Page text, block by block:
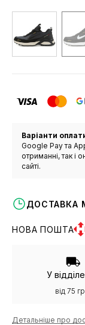
Варіанти
Google Pay та
отриманні, так і
сайті.
ДОСТАВКА
НОВА ПОШТА
У
від 75
Детальніше про